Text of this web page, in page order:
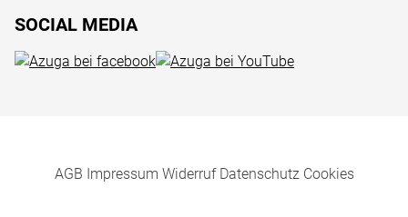
SOCIAL MEDIA
AGB Impressum Widerruf Datenschutz Cookies